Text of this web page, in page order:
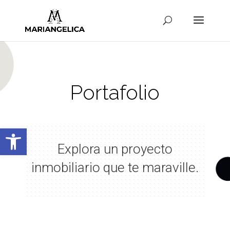
Abrir barra de herramientas
Portafolio
Explora un proyecto
inmobiliario que te maraville.